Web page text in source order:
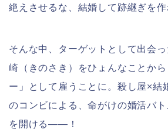
絶えさせるな、結婚して跡継ぎを作
そんな中、ターゲットとして出会
崎（きのさき）をひょんなことか
ー」として雇うことに。殺し屋×結
のコンビによる、命がけの婚活バ
を開ける――！